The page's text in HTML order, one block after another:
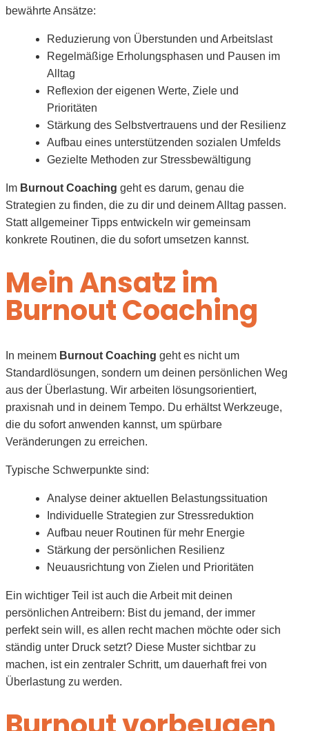
bewährte Ansätze:
Reduzierung von Überstunden und Arbeitslast
Regelmäßige Erholungsphasen und Pausen im
Alltag
Reflexion der eigenen Werte, Ziele und
Prioritäten
Stärkung des Selbstvertrauens und der Resilienz
Aufbau eines unterstützenden sozialen Umfelds
Gezielte Methoden zur Stressbewältigung
Im Burnout Coaching geht es darum, genau die
Strategien zu finden, die zu dir und deinem Alltag passen.
Statt allgemeiner Tipps entwickeln wir gemeinsam
konkrete Routinen, die du sofort umsetzen kannst.
Mein Ansatz im
Burnout Coaching
In meinem Burnout Coaching geht es nicht um
Standardlösungen, sondern um deinen persönlichen Weg
aus der Überlastung. Wir arbeiten lösungsorientiert,
praxisnah und in deinem Tempo. Du erhältst Werkzeuge,
die du sofort anwenden kannst, um spürbare
Veränderungen zu erreichen.
Typische Schwerpunkte sind:
Analyse deiner aktuellen Belastungssituation
Individuelle Strategien zur Stressreduktion
Aufbau neuer Routinen für mehr Energie
Stärkung der persönlichen Resilienz
Neuausrichtung von Zielen und Prioritäten
Ein wichtiger Teil ist auch die Arbeit mit deinen
persönlichen Antreibern: Bist du jemand, der immer
perfekt sein will, es allen recht machen möchte oder sich
ständig unter Druck setzt? Diese Muster sichtbar zu
machen, ist ein zentraler Schritt, um dauerhaft frei von
Überlastung zu werden.